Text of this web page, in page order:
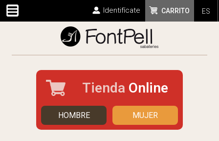
ES
CARRITO
Identifícate
Tienda Online
HOMBRE MUJER